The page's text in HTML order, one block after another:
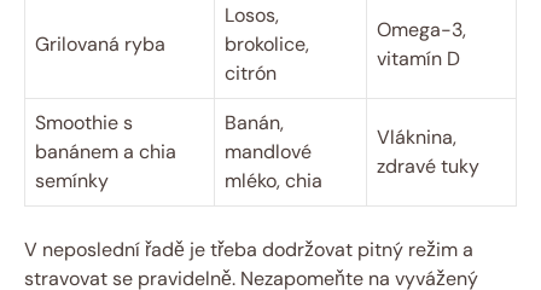
Grilovaná ryba
Losos,
brokolice,
citrón
Omega-3,
vitamín D
Smoothie s
banánem a chia
semínky
Banán,
mandlové
mléko, chia
Vláknina,
zdravé tuky
V neposlední řadě je třeba dodržovat pitný režim a
stravovat se pravidelně. Nezapomeňte na vyvážený